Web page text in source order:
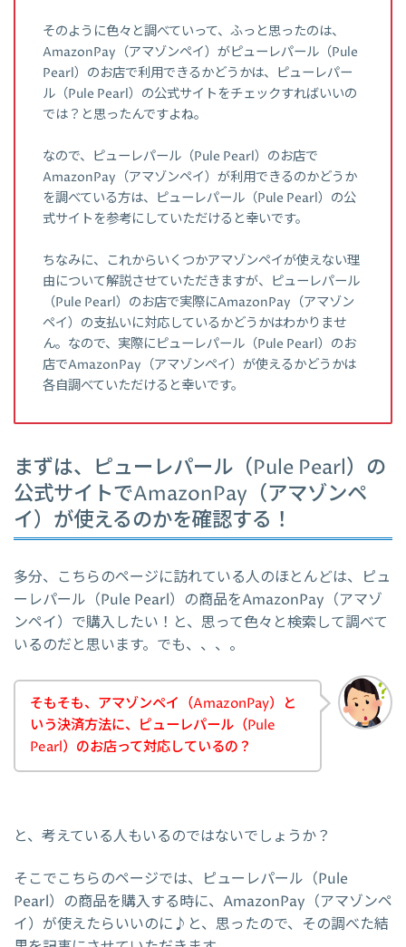
そのように色々と調べていって、ふっと思ったのは、
AmazonPay（アマゾンペイ）がピューレパール（Pule
Pearl）のお店で利用できるかどうかは、ピューレパー
ル（Pule Pearl）の公式サイトをチェックすればいいの
では？と思ったんですよね。
なので、ピューレパール（Pule Pearl）のお店で
AmazonPay（アマゾンペイ）が利用できるのかどうか
を調べている方は、ピューレパール（Pule Pearl）の公
式サイトを参考にしていただけると幸いです。
ちなみに、これからいくつかアマゾンペイが使えない理
由について解説させていただきますが、ピューレパール
（Pule Pearl）のお店で実際にAmazonPay（アマゾン
ペイ）の支払いに対応しているかどうかはわかりませ
ん。なので、実際にピューレパール（Pule Pearl）のお
店でAmazonPay（アマゾンペイ）が使えるかどうかは
各自調べていただけると幸いです。
まずは、ピューレパール（Pule Pearl）の
公式サイトでAmazonPay（アマゾンペ
イ）が使えるのかを確認する！
多分、こちらのページに訪れている人のほとんどは、ピュ
ーレパール（Pule Pearl）の商品をAmazonPay（アマゾ
ンペイ）で購入したい！と、思って色々と検索して調べて
いるのだと思います。でも、、、。
そもそも、アマゾンペイ（AmazonPay）と
いう決済方法に、ピューレパール（Pule
Pearl）のお店って対応しているの？
と、考えている人もいるのではないでしょうか？
そこでこちらのページでは、ピューレパール（Pule
Pearl）の商品を購入する時に、AmazonPay（アマゾンペ
イ）が使えたらいいのに♪と、思ったので、その調べた結